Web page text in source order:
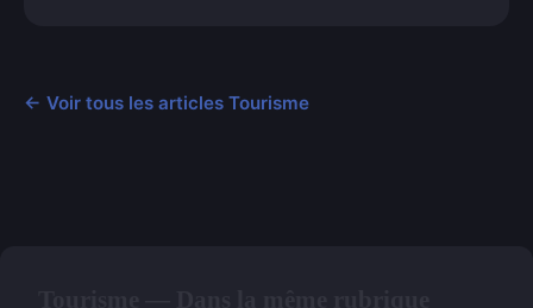
← Voir tous les articles Tourisme